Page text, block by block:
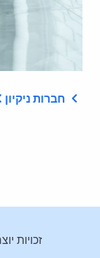
חברות ניקיון
זכויות יוצרים 2026 © אתר aminuth.co.il